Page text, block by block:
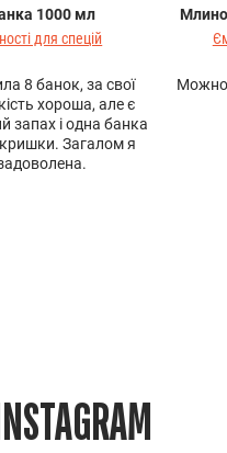
1000 мл
для спецій
8 банок, за свої
хороша, але є
запах і одна банка
Загалом я
Можно